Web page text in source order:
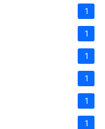
1
1
1
1
1
1